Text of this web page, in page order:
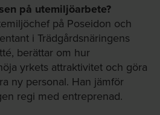
på utemiljöarbete?
på Poseidon och
i Trädgårdsnäringens
berättar om hur
yrkets attraktivitet och göra
ny personal. Han jämför
regi med entreprenad.